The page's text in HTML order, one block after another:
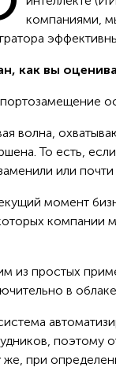
компаниями,
как вы
волна,
То есть,
или
момент
компании
из простых
в
поэтому
же, при